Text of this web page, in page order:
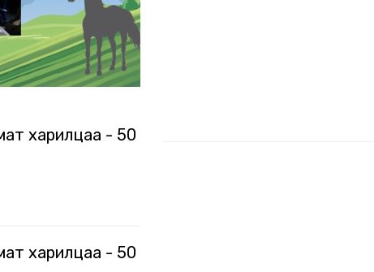
харилцаа - 50
харилцаа - 50